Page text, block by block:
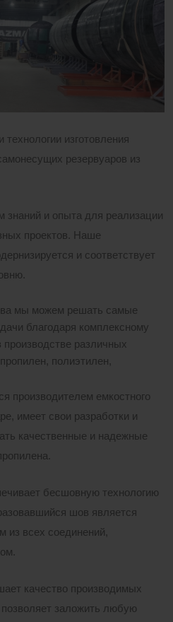
изготовления
резервуаров из
и опыта для реализации
проектов. Наше
и соответствует
мы можем решать самые
благодаря комплексному
различных
полиэтилен,
производителем емкостного
имеет свои разработки и
качественные и надежные
бесшовную технологию
шов является
всех соединений,
качество производимых
заложить любую